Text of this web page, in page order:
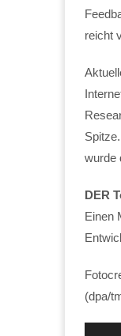
reicht
wurde
DER
Einen
(dpa/